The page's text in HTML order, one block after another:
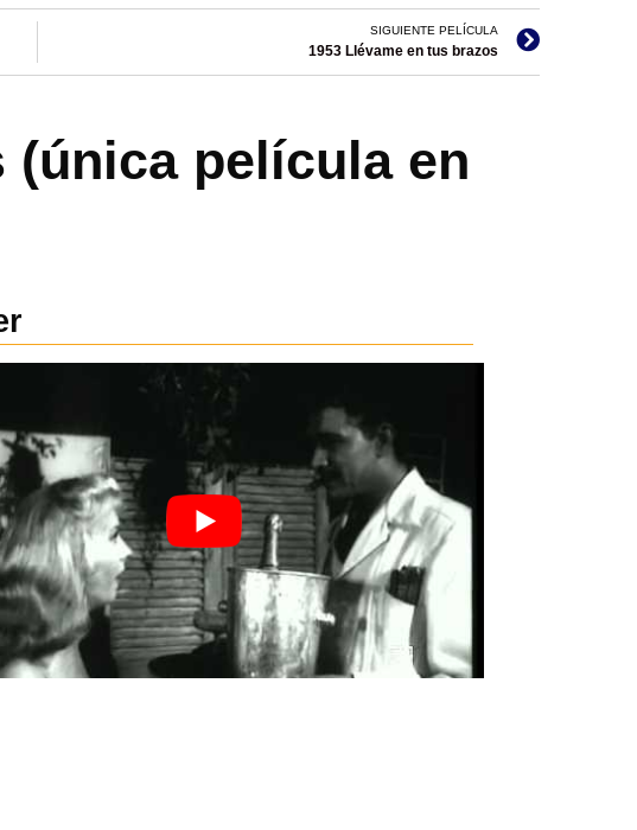
SIGUIENTE PELÍCULA
1953 Llévame en tus brazos
película en